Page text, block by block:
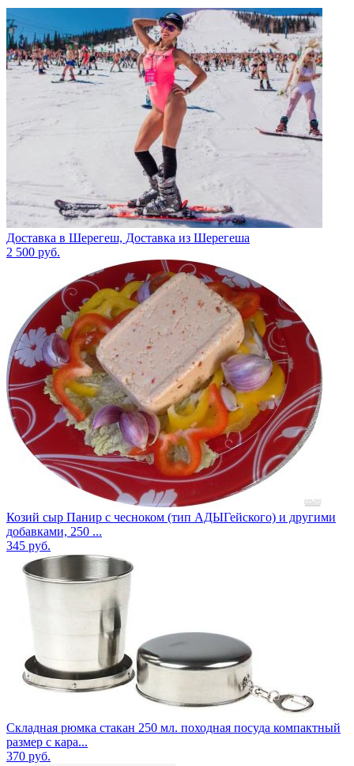
Доставка в Шерегеш, Доставка из Шерегеша
2 500 руб.
Козий сыр Панир с чесноком (тип АДЫГейского) и другими
добавками, 250 ...
345 руб.
Складная рюмка стакан 250 мл. походная посуда компактный
размер с кара...
370 руб.